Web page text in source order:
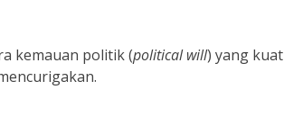
kemauan politik (political will) yang kuat